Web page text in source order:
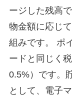
ージした残高
物金額に応じ
組みです。 ポ
ードと同じく
0.5%）です。
として、電子